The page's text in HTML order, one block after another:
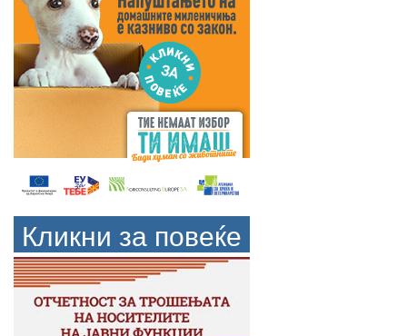
Кликни за повеќе